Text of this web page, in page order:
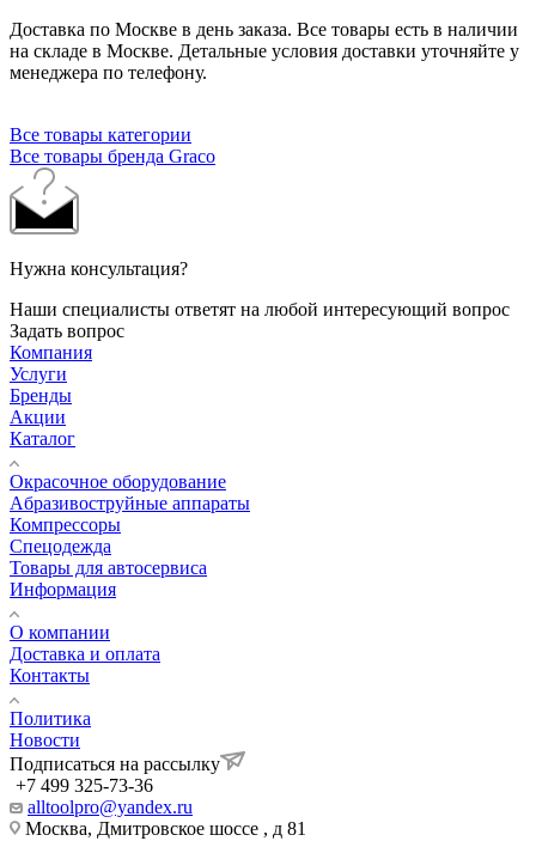
Доставка по Москве в день заказа. Все товары есть в наличии
на складе в Москве. Детальные условия доставки уточняйте у
менеджера по телефону.
Все товары категории
Все товары бренда Graco
Нужна консультация?
Наши специалисты ответят на любой интересующий вопрос
Задать вопрос
Компания
Услуги
Бренды
Акции
Каталог
Окрасочное оборудование
Aбразивоструйные аппараты
Компрессоры
Спецодежда
Товары для автосервиса
Информация
О компании
Доставка и оплата
Контакты
Политика
Новости
Подписаться на рассылку
+7 499 325-73-36
alltoolpro@yandex.ru
Москва, Дмитровское шоссе , д 81